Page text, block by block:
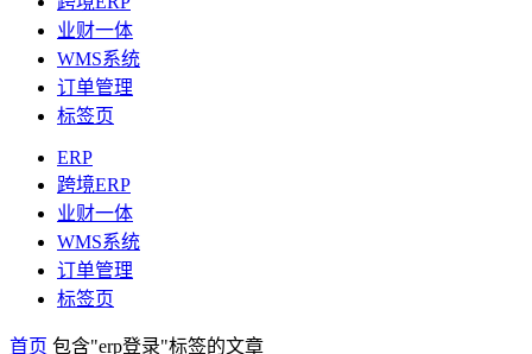
业财一体
WMS系统
订单管理
标签页
ERP
跨境ERP
业财一体
WMS系统
订单管理
标签页
首页 包含"erp登录"标签的文章